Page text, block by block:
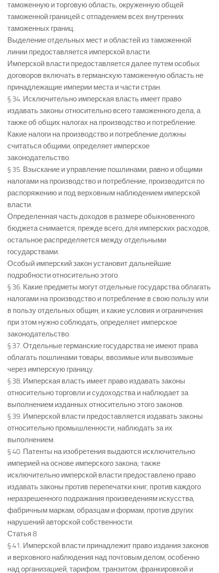
таможенную и торговую область, окруженную общей
таможенной границей с отпадением всех внутренних
таможенных границ.
Выделение отдельных мест и областей из таможенной
линии предоставляется имперской власти.
Имперской власти предоставляется далее путем особых
договоров включать в германскую таможенную область не
принадлежащие империи места и части стран.
§ 34. Исключительно имперская власть имеет право
издавать законы относительно всего таможенного дела, а
также об общих налогах на производство и потребление.
Какие налоги на производство и потребление должны
считаться общими, определяет имперское
законодательство.
§ 35. Взыскание и управление пошлинами, равно и общими
налогами на производство и потребление, производится по
распоряжению и под верховным наблюдением имперской
власти.
Определенная часть доходов в размере обыкновенного
бюджета снимается, прежде всего, для имперских расходов,
остальное распределяется между отдельными
государствами.
Особый имперский закон установит дальнейшие
подробности относительно этого.
§ 36. Какие предметы могут отдельные государства облагать
налогами на производство и потребление в свою пользу или
в пользу отдельных общин, и какие условия и ограничения
при этом нужно соблюдать, определяет имперское
законодательство.
§ 37. Отдельные германские государства не имеют права
облагать пошлинами товары, ввозимые или вывозимые
через имперскую границу.
§ 38. Имперская власть имеет право издавать законы
относительно торговли и судоходства и наблюдает за
выполнением изданных относительно этого законов.
§ 39. Имперской власти предоставляется издавать законы
относительно промышленности, наблюдать за их
выполнением.
§ 40. Патенты на изобретения выдаются исключительно
империей на основе имперского закона; также
исключительно имперской власти предоставлено право
издавать законы против перепечатки книг, против каждого
неразрешенного подражания произведениям искусства,
фабричным маркам, образцам и формам, против других
нарушений авторской собственности.
Статья 8
§ 41. Имперской власти принадлежит право издания законов
и верховного наблюдения над почтовым делом, особенно
над организацией, тарифом, транзитом, франкировкой и